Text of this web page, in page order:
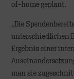
of-home geplant.
„Die
unterschiedlichen
Ergebnis einer
man sie